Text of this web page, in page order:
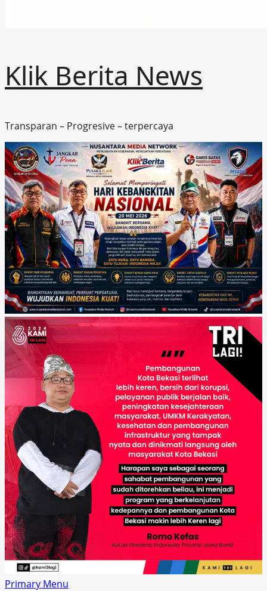
Klik Berita News
Transparan – Progresive – terpercaya
Primary Menu